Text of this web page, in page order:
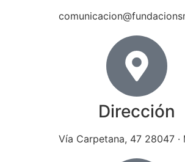
Dirección
Vía Carpetana, 47 28047 ·